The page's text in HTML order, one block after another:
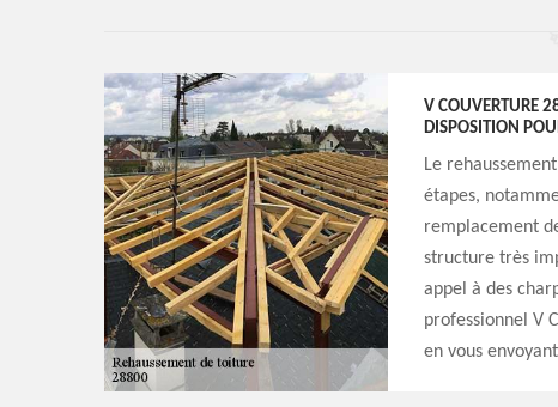
V COUVERTURE
DISPOSITION
Le
étapes,
remplacement
structure très
appel à des
professionnel V
en vous